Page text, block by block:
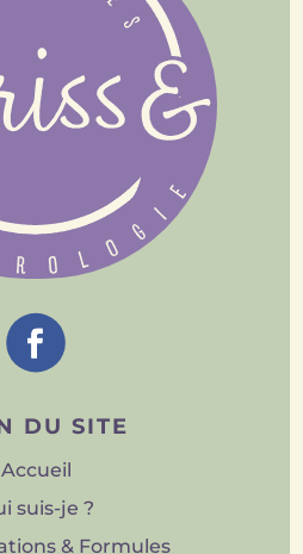
DU SITE
Accueil
suis-je ?
& Formules